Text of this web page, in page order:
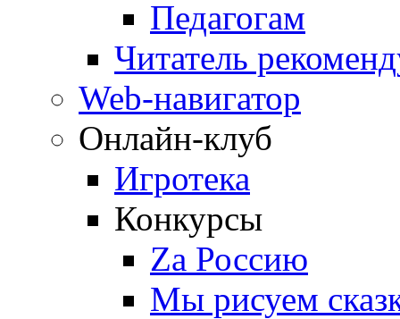
Педагогам
Читатель
Web-навигатор
Онлайн-клуб
Игротека
Конкурсы
Zа Россию
Мы рисуем